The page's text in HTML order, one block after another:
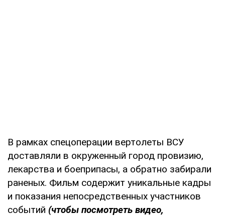
В рамках спецоперации вертолеты ВСУ
доставляли в окруженный город провизию,
лекарства и боеприпасы, а обратно забирали
раненых. Фильм содержит уникальные кадры
и показания непосредственных участников
событий (чтобы посмотреть видео,